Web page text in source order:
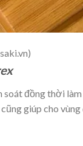
soát đồng thời
giúp cho